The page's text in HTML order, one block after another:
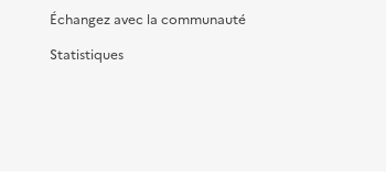
Échangez avec la communauté
Statistiques